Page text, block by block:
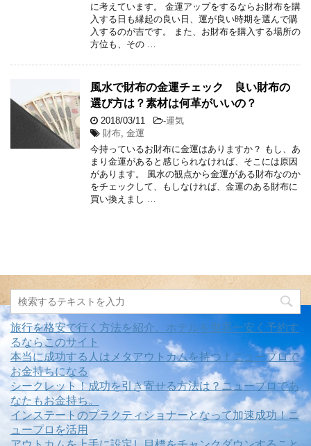
に考えています。 金運アップをするならお財布を購
入する日も縁起の良い日、運が良い時期を選んで購
入するのが吉です。 また、お財布を購入する場所の
方位も、その …
風水で財布の金運チェック 良い財布の
選び方は？素材は何革がいいの？
2018/03/11 -運気
財布 金運
今持っているお財布に金運はありますか？ もし、あ
まり金運があると感じられなければ、そこには原因
があります。 風水の観点から金運がある財布なのか
をチェックして、もしなければ、金運のある財布に
買い換えまし …
旅行を格安で行く方法を紹介。ホテルを世界一安く予約す
るならこのサイト
本当に成功する人はメタアウトカムを持つ！ニュープロで
お金持ちになる
シークレット！成功を引き寄せる方法は？ニュープロであ
なたもお金持ち。
インステートのプラクティショナーとなって加速成功！ニ
ュープロを活用